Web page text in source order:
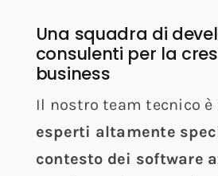
Una squadra di
consulenti per la
business
Il nostro team tecnico
esperti altamente
contesto dei software